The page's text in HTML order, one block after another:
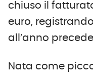
chiuso il
euro,
all’anno
Nata come